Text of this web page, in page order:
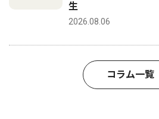
生
2026.08.06
コラム一覧